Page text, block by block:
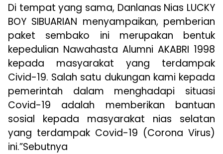
Di tempat yang sama, Danlanas Nias LUCKY
BOY SIBUARIAN menyampaikan, pemberian
paket sembako ini merupakan bentuk
kepedulian Nawahasta Alumni AKABRI 1998
kepada masyarakat yang terdampak
Civid-19. Salah satu dukungan kami kepada
pemerintah dalam menghadapi situasi
Covid-19 adalah memberikan bantuan
sosial kepada masyarakat nias selatan
yang terdampak Covid-19 (Corona Virus)
ini.”Sebutnya